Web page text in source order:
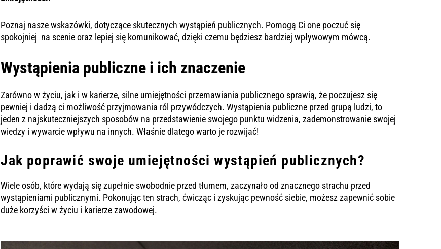
Poznaj nasze wskazówki, dotyczące skutecznych wystąpień publicznych. Pomogą Ci one poczuć się
spokojniej na scenie oraz lepiej się komunikować, dzięki czemu będziesz bardziej wpływowym mówcą.
Wystąpienia publiczne i ich znaczenie
Zarówno w życiu, jak i w karierze, silne umiejętności przemawiania publicznego sprawią, że poczujesz się
pewniej i dadzą ci możliwość przyjmowania ról przywódczych. Wystąpienia publiczne przed grupą ludzi, to
jeden z najskuteczniejszych sposobów na przedstawienie swojego punktu widzenia, zademonstrowanie swojej
wiedzy i wywarcie wpływu na innych. Właśnie dlatego warto je rozwijać!
Jak poprawić swoje umiejętności wystąpień publicznych?
Wiele osób, które wydają się zupełnie swobodnie przed tłumem, zaczynało od znacznego strachu przed
wystąpieniami publicznymi. Pokonując ten strach, ćwicząc i zyskując pewność siebie, możesz zapewnić sobie
duże korzyści w życiu i karierze zawodowej.